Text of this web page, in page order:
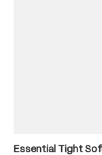
Essential Tight